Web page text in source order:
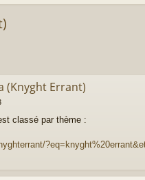
(Knyght Errant)
classé par thème :